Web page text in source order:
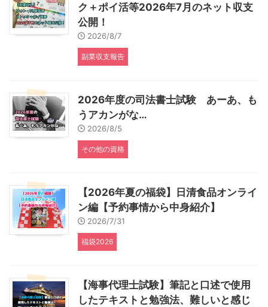
ク＋ポイ活等2026年7月のネット収支
公開！
2026/8/7
副業収支報告
2026年度の司法書士試験 あーあ、も
うアカンがな…
2026/8/5
その他の資格
【2026年夏の福袋】日清食品オンライ
ン編【予約事情から中身紹介】
2026/7/31
福袋2026
【海事代理士試験】筆記と口述で使用
したテキストと勉強法、難しいと感じ